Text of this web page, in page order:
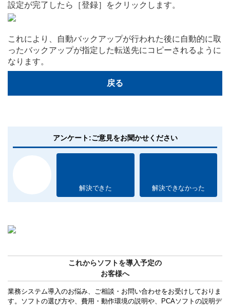
設定が完了したら［登録］をクリックします。
これにより、自動バックアップが行われた後に自動的に取
ったバックアップが指定した転送先にコピーされるように
なります。
戻る
アンケート:ご意見をお聞かせください
解決できた 解決できなかった
これからソフトを導入予定の
お客様へ
業務システム導入のお悩み、ご相談・お問い合わせをお受けしておりま
す。ソフトの選び方や、費用・動作環境の説明や、PCAソフトの説明デ